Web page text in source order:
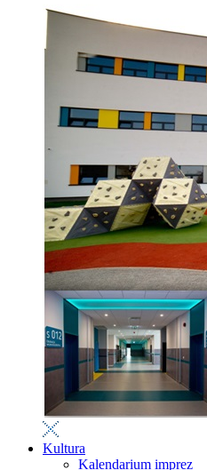
Kultura
Kalendarium imprez